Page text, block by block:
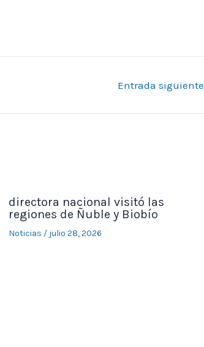
Entrada siguiente
directora nacional visitó las
regiones de Ñuble y Biobío
Noticias / julio 28, 2026